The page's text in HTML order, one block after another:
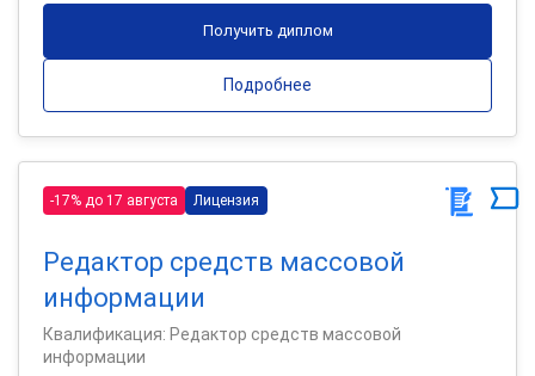
Получить диплом
Подробнее
-17% до 17 августа Лицензия
Редактор средств массовой
информации
Квалификация: Редактор средств массовой
информации